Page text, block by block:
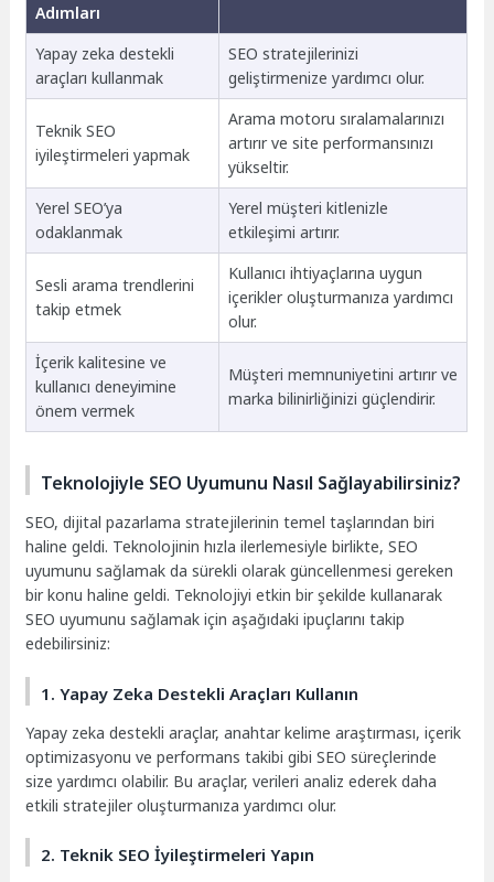
Adımları
Yapay zeka destekli
araçları kullanmak
SEO stratejilerinizi
geliştirmenize yardımcı olur.
Teknik SEO
iyileştirmeleri yapmak
Arama motoru sıralamalarınızı
artırır ve site performansınızı
yükseltir.
Yerel SEO’ya
odaklanmak
Yerel müşteri kitlenizle
etkileşimi artırır.
Sesli arama trendlerini
takip etmek
Kullanıcı ihtiyaçlarına uygun
içerikler oluşturmanıza yardımcı
olur.
İçerik kalitesine ve
kullanıcı deneyimine
önem vermek
Müşteri memnuniyetini artırır ve
marka bilinirliğinizi güçlendirir.
Teknolojiyle SEO Uyumunu Nasıl Sağlayabilirsiniz?
SEO, dijital pazarlama stratejilerinin temel taşlarından biri
haline geldi. Teknolojinin hızla ilerlemesiyle birlikte, SEO
uyumunu sağlamak da sürekli olarak güncellenmesi gereken
bir konu haline geldi. Teknolojiyi etkin bir şekilde kullanarak
SEO uyumunu sağlamak için aşağıdaki ipuçlarını takip
edebilirsiniz:
1. Yapay Zeka Destekli Araçları Kullanın
Yapay zeka destekli araçlar, anahtar kelime araştırması, içerik
optimizasyonu ve performans takibi gibi SEO süreçlerinde
size yardımcı olabilir. Bu araçlar, verileri analiz ederek daha
etkili stratejiler oluşturmanıza yardımcı olur.
2. Teknik SEO İyileştirmeleri Yapın